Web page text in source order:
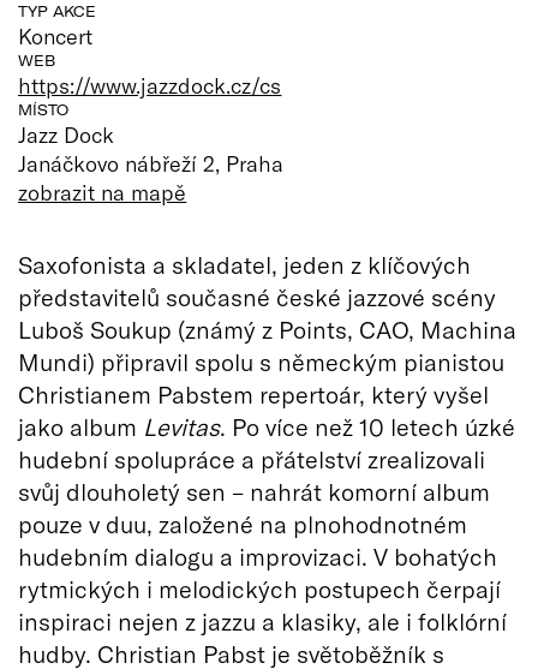
TYP AKCE
Koncert
WEB
https://www.jazzdock.cz/cs
MÍSTO
Jazz Dock
Janáčkovo nábřeží 2, Praha
zobrazit na mapě
Saxofonista a skladatel, jeden z klíčových
představitelů současné české jazzové scény
Luboš Soukup (známý z Points, CAO, Machina
Mundi) připravil spolu s německým pianistou
Christianem Pabstem repertoár, který vyšel
jako album Levitas. Po více než 10 letech úzké
hudební spolupráce a přátelství zrealizovali
svůj dlouholetý sen – nahrát komorní album
pouze v duu, založené na plnohodnotném
hudebním dialogu a improvizaci. V bohatých
rytmických i melodických postupech čerpají
inspiraci nejen z jazzu a klasiky, ale i folklórní
hudby. Christian Pabst je světoběžník s